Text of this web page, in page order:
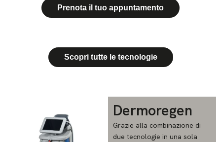
Prenota il tuo appuntamento
Scopri tutte le tecnologie
Dermoregen
Grazie alla combinazione di
due tecnologie in una sola